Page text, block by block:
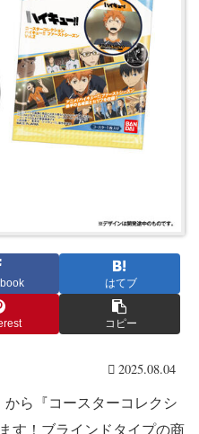
はてブ
コピー
2025.08.04
ら『コースターコレクシ
す！ブラインドタイプの商